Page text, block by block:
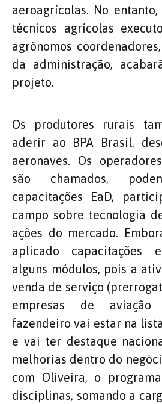
aeroagrícolas. No
técnicos agrícolas
agrônomos
da administração,
projeto.
Os produtores rurais
aderir ao BPA Brasil,
aeronaves. Os
são chamados,
capacitações EaD,
campo sobre tecnologia
ações do mercado.
aplicado capacitações
alguns módulos, pois a
venda de serviço
empresas de aviação
fazendeiro vai estar na
e vai ter destaque
melhorias dentro do
com Oliveira, o
disciplinas, somando a